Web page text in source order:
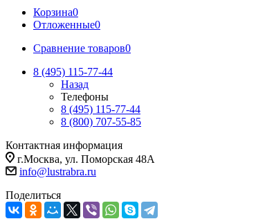
Корзина0
Отложенные0
Сравнение товаров0
8 (495) 115-77-44
Назад
Телефоны
8 (495) 115-77-44
8 (800) 707-55-85
Контактная информация
г.Москва, ул. Поморская 48А
info@lustrabra.ru
Поделиться